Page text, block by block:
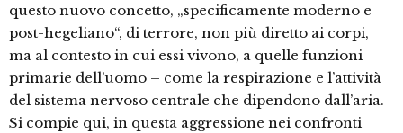
questo nuovo concetto, „specificamente moderno e
post-hegeliano“, di terrore, non più diretto ai corpi,
ma al contesto in cui essi vivono, a quelle funzioni
primarie dell’uomo – come la respirazione e l’attività
del sistema nervoso centrale che dipendono dall’aria.
Si compie qui, in questa aggressione nei confronti